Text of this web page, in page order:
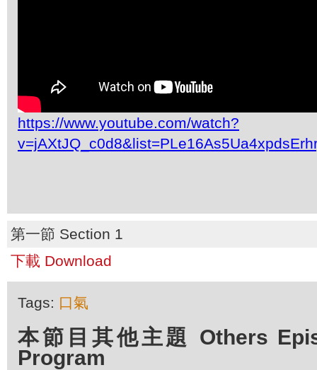
https://www.youtube.com/watch?
第一節 Section 1
下載 Download
Tags: 口氣
本節目其他主題 Others
Program